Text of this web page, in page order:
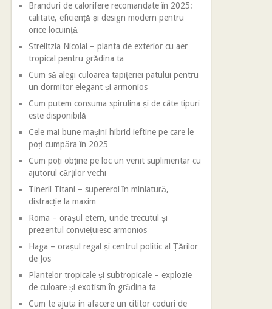
Branduri de calorifere recomandate în 2025:
calitate, eficiență și design modern pentru
orice locuință
Strelitzia Nicolai – planta de exterior cu aer
tropical pentru grădina ta
Cum să alegi culoarea tapițeriei patului pentru
un dormitor elegant și armonios
Cum putem consuma spirulina și de câte tipuri
este disponibilă
Cele mai bune mașini hibrid ieftine pe care le
poți cumpăra în 2025
Cum poți obține pe loc un venit suplimentar cu
ajutorul cărților vechi
Tinerii Titani – supereroi în miniatură,
distracție la maxim
Roma – orașul etern, unde trecutul și
prezentul conviețuiesc armonios
Haga – orașul regal și centrul politic al Țărilor
de Jos
Plantelor tropicale și subtropicale – explozie
de culoare și exotism în grădina ta
Cum te ajuta in afacere un cititor coduri de